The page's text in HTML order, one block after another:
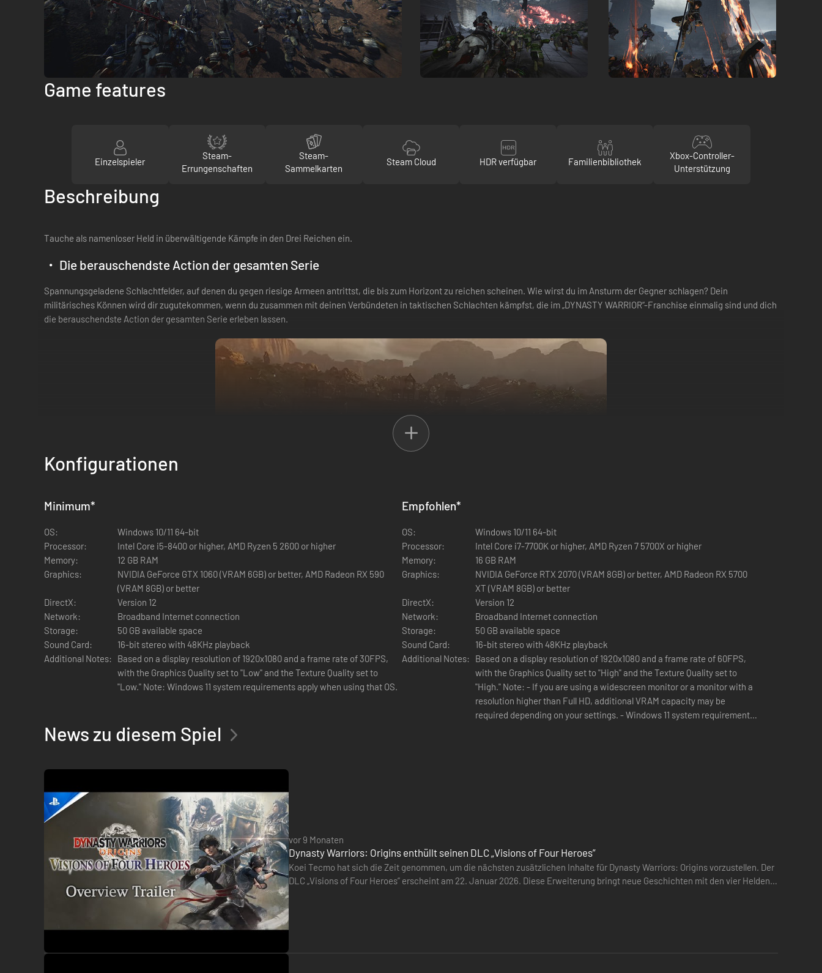
Game features
Einzelspieler
Steam-
Errungenschaften
Steam-
Sammelkarten
Steam Cloud HDR verfügbar Familienbibliothek
Xbox-Controller-
Unterstützung
Beschreibung
Tauche als namenloser Held in überwältigende Kämpfe in den Drei Reichen ein.
・ Die berauschendste Action der gesamten Serie
Spannungsgeladene Schlachtfelder, auf denen du gegen riesige Armeen antrittst, die bis zum Horizont zu reichen scheinen. Wie wirst du im Ansturm der Gegner schlagen? Dein
militärisches Können wird dir zugutekommen, wenn du zusammen mit deinen Verbündeten in taktischen Schlachten kämpfst, die im „DYNASTY WARRIOR“-Franchise einmalig sind und dich
die berauschendste Action der gesamten Serie erleben lassen.
・ Eine neue Version der Drei Reiche aus der Perspektive eines der Original-Protagonisten
Die Geschichte der Drei Reiche spielt im riesigen chinesischen Festland, wo sich die Überzeugungen der verschiedenen Helden überschneiden. Erlebe diese herrliche und verlockende Welt
durch die Augen des Original-Protagonisten, einem „namenlosen Helden“.
・ In der Computerversion unterstützte Funktionen
- Anpassungen für Maus/Tastatur
- Ultrabreite Monitore*
- HDR- und Monitore mit hoher Aktualisierungsrate*
Konfigurationen
Minimum*
OS:
Windows 10/11 64-bit
Processor:
Intel Core i5-8400 or higher, AMD Ryzen 5 2600 or higher
Memory:
12 GB RAM
Graphics:
NVIDIA GeForce GTX 1060 (VRAM 6GB) or better, AMD Radeon RX 590
(VRAM 8GB) or better
DirectX:
Version 12
Network:
Broadband Internet connection
Storage:
50 GB available space
Sound Card:
16-bit stereo with 48KHz playback
Additional Notes:
Based on a display resolution of 1920x1080 and a frame rate of 30FPS,
with the Graphics Quality set to "Low" and the Texture Quality set to
"Low." Note: Windows 11 system requirements apply when using that OS.
Empfohlen*
OS:
Windows 10/11 64-bit
Processor:
Intel Core i7-7700K or higher, AMD Ryzen 7 5700X or higher
Memory:
16 GB RAM
Graphics:
NVIDIA GeForce RTX 2070 (VRAM 8GB) or better, AMD Radeon RX 5700
XT (VRAM 8GB) or better
DirectX:
Version 12
Network:
Broadband Internet connection
Storage:
50 GB available space
Sound Card:
16-bit stereo with 48KHz playback
Additional Notes:
Based on a display resolution of 1920x1080 and a frame rate of 60FPS,
with the Graphics Quality set to "High" and the Texture Quality set to
"High." Note: - If you are using a widescreen monitor or a monitor with a
resolution higher than Full HD, additional VRAM capacity may be
required depending on your settings. - Windows 11 system requirements
News zu diesem Spiel
vor 9 Monaten
Dynasty Warriors: Origins enthüllt seinen DLC „Visions of Four Heroes”
Koei Tecmo hat sich die Zeit genommen, um die nächsten zusätzlichen Inhalte für Dynasty Warriors: Origins vorzustellen. Der
DLC „Visions of Four Heroes” erscheint am 22. Januar 2026. Diese Erweiterung bringt neue Geschichten mit den vier Helden,